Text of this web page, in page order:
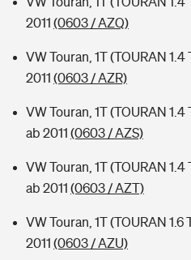
2011 (0603 / AZQ)
VW Touran, 1T (TOURAN 1.4
2011 (0603 / AZR)
VW Touran, 1T (TOURAN 1.4
ab 2011 (0603 / AZS)
VW Touran, 1T (TOURAN 1.4
ab 2011 (0603 / AZT)
VW Touran, 1T (TOURAN
2011 (0603 / AZU)